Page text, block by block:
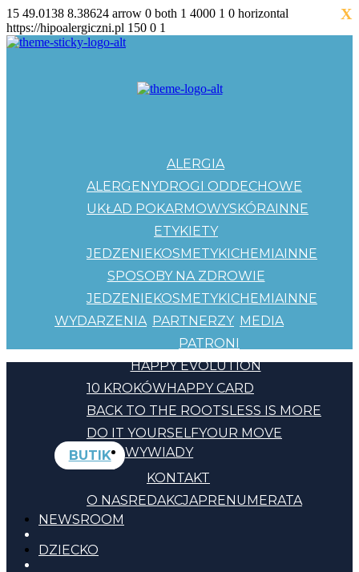
15 49.0138 8.38624 arrow 0 both 1 4000 1 0 horizontal
https://hipoalergiczni.pl 150 0 1
ALERGIA
ALERGENYDROGI ODDECHOWE
UKŁAD POKARMOWYSKÓRAINNE
ETYKIETY
JEDZENIEKOSMETYKICHEMIAINNE
SPOSOBY NA ZDROWIE
JEDZENIEKOSMETYKICHEMIAINNE
WYDARZENIA PARTNERZY
PATRONI
MEDIA
HAPPY EVOLUTION
10 KROKÓWHAPPY CARD
BACK TO THE ROOTSLESS IS MORE
DO IT YOURSELFYOUR MOVE
BUTIK
KONTAKT
O NASREDAKCJAPRENUMERATA
WYWIADY
NEWSROOM
DZIECKO
X